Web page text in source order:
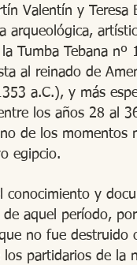
Valentín y Teresa
arqueológica,
Tumba Tebana nº
al reinado de
a.C.), y más
los años 28 al
de los momentos
egipcio.
conocimiento y
de aquel período,
no fue destruido
partidarios de la